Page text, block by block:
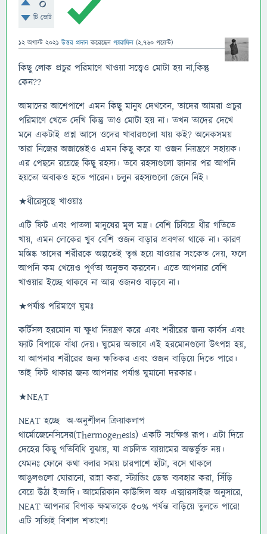
0
টি ভোট
12 অগাস্ট 2021 উত্তর প্রদান করেছেন প্যারাফিন (2,760 পয়েন্ট)
কিছু লোক প্রচুর পরিমাণে খাওয়া সত্ত্বেও মোটা হয় না,কিন্তু
কেন??
আমাদের আশেপাশে এমন কিছু মানুষ দেখবেন, তাদের আমরা প্রচুর
পরিমাণে খেতে দেখি কিন্তু তাও মোটা হয় না। তখন তাদের দেখে
মনে একটাই প্রশ্ন আসে ওদের খাবারগুলো যায় কই? অনেকসময়
তারা নিজের অজান্তেইও এমন কিছু করে যা ওজন নিয়ন্ত্রণে সহায়ক।
এর পেছনে রয়েছে কিছু রহস্য। তবে রহস্যগুলো জানার পর আপনি
হয়তো অবাকও হতে পারেন। চলুন রহস্যগুলো জেনে নিই।
★ধীরেসুস্থে খাওয়াঃ
এটি ফিট এবং পাতলা মানুষের মূল মন্ত্র। বেশি চিবিয়ে ধীর গতিতে
খায়, এমন লোকের খুব বেশি ওজন বাড়ার প্রবণতা থাকে না। কারণ
মস্তিষ্ক তাদের শরীরকে অল্পতেই তৃপ্ত হয়ে যাওয়ার সংকেত দেয়, ফলে
আপনি কম খেয়েও পূর্ণতা অনুভব করবেন। এতে আপনার বেশি
খাওয়ার ইচ্ছে থাকবে না আর ওজনও বাড়বে না।
★পর্যাপ্ত পরিমাণে ঘুমঃ
কর্টিসল হরমোন যা ক্ষুধা নিয়ন্ত্রণ করে এবং শরীরের জন্য কার্বস এবং
ফ্যাট বিপাকে বাঁধা দেয়। ঘুমের অভাবে এই হরমোনগুলো উৎপন্ন হয়,
যা আপনার শরীরের জন্য ক্ষতিকর এবং ওজন বাড়িয়ে দিতে পারে।
তাই ফিট থাকার জন্য আপনার পর্যাপ্ত ঘুমানো দরকার।
★NEAT
NEAT হচ্ছে অ-অনুশীলন ক্রিয়াকলাপ
থার্মোজেনেসিসের(Thermogenesis) একটি সংক্ষিপ্ত রূপ। এটা দিয়ে
দেহের কিছু গতিবিধি বুঝায়, যা প্রচলিত ব্যায়ামের অন্তর্ভুক্ত নয়।
যেমনঃ ফোনে কথা বলার সময় চারপাশে হাঁটা, বসে থাকলে
আঙুলগুলো ঘোরানো, রান্না করা, স্ট্যান্ডিং ডেস্ক ব্যবহার করা, সিঁড়ি
বেয়ে উঠা ইত্যাদি। আমেরিকান কাউন্সিল অফ এক্সারসাইজ অনুসারে,
NEAT আপনার বিপাক ক্ষমতাকে ৫০% পর্যন্ত বাড়িয়ে তুলতে পারে!
এটি সত্যিই বিশাল শতাংশ!